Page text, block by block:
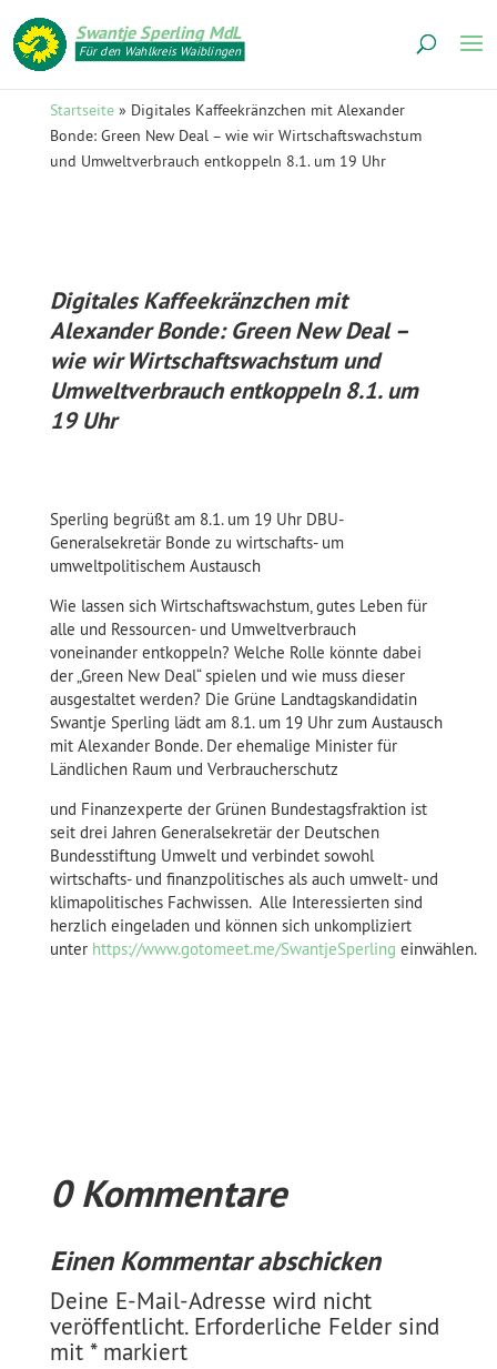
Swantje Sperling MdL
Für den Wahlkreis Waiblingen
Startseite» Digitales Kaffeekränzchen mit Alexander
Bonde: Green New Deal – wie wir Wirtschaftswachstum
und Umweltverbrauch entkoppeln 8.1. um 19 Uhr
Digitales Kaffeekränzchen mit
Alexander Bonde: Green New Deal –
wie wir Wirtschaftswachstum und
Umweltverbrauch entkoppeln 8.1. um
19 Uhr
Sperling begrüßt am 8.1. um 19 Uhr DBU-
Generalsekretär Bonde zu wirtschafts- um
umweltpolitischem Austausch
Wie lassen sich Wirtschaftswachstum, gutes Leben für
alle und Ressourcen- und Umweltverbrauch
voneinander entkoppeln? Welche Rolle könnte dabei
der „Green New Deal“ spielen und wie muss dieser
ausgestaltet werden? Die Grüne Landtagskandidatin
Swantje Sperling lädt am 8.1. um 19 Uhr zum Austausch
mit Alexander Bonde. Der ehemalige Minister für
Ländlichen Raum und Verbraucherschutz
und Finanzexperte der Grünen Bundestagsfraktion ist
seit drei Jahren Generalsekretär der Deutschen
Bundesstiftung Umwelt und verbindet sowohl
wirtschafts- und finanzpolitisches als auch umwelt- und
klimapolitisches Fachwissen. Alle Interessierten sind
herzlich eingeladen und können sich unkompliziert
unter https://www.gotomeet.me/SwantjeSperling einwählen.
0 Kommentare
Einen Kommentar abschicken
Deine E-Mail-Adresse wird nicht
veröffentlicht. Erforderliche Felder sind
mit *markiert